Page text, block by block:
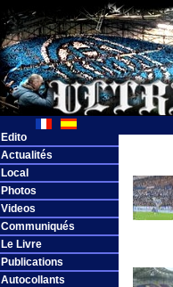
Edito
Actualités
Local
Photos
Videos
Communiqués
Le Livre
Publications
Autocollants